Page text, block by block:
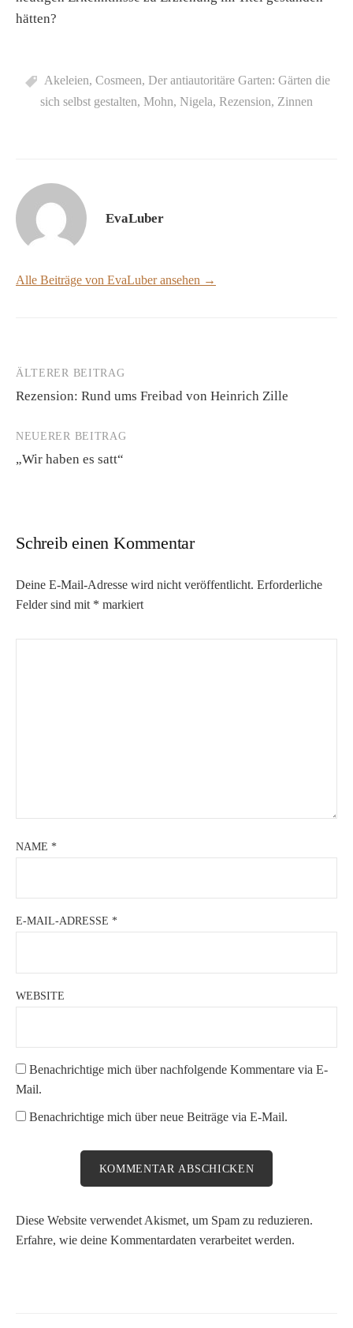
hätten?
Akeleien, Cosmeen, Der antiautoritäre Garten: Gärten die
sich selbst gestalten, Mohn, Nigela, Rezension, Zinnen
EvaLuber
Alle Beiträge von EvaLuber ansehen →
Beitrags-
Navigation
ÄLTERER BEITRAG
Rezension: Rund ums Freibad von Heinrich Zille
NEUERER BEITRAG
„Wir haben es satt“
Schreib einen Kommentar
Deine E-Mail-Adresse wird nicht veröffentlicht. Erforderliche
Felder sind mit * markiert
NAME *
E-MAIL-ADRESSE *
WEBSITE
Benachrichtige mich über nachfolgende Kommentare via E-
Mail.
Benachrichtige mich über neue Beiträge via E-Mail.
Diese Website verwendet Akismet, um Spam zu reduzieren.
Erfahre, wie deine Kommentardaten verarbeitet werden.